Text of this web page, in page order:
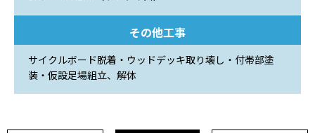
その他工事
サイクルボード脱着・ウッドデッキ取り壊し・付帯部塗
装・仮設足場組立、解体